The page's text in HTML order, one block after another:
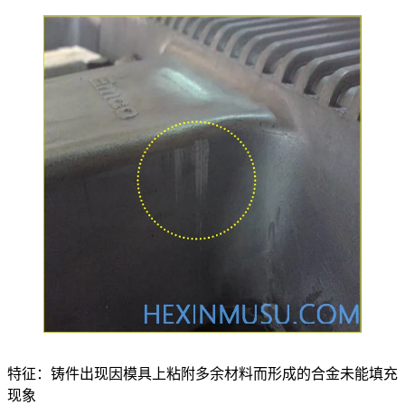
特征：铸件出现因模具上粘附多余材料而形成的合金未能填充
现象